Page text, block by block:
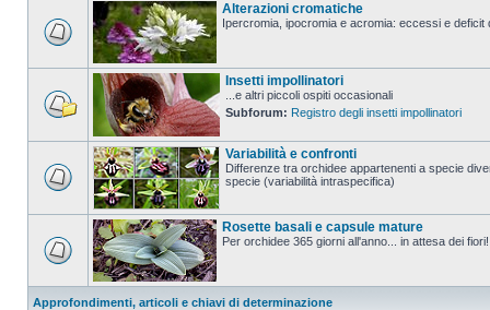
Alterazioni cromatiche
Ipercromia, ipocromia e acromia: eccessi e deficit
Insetti impollinatori
...e altri piccoli ospiti occasionali
Subforum: Registro degli insetti impollinatori
Variabilità e confronti
Differenze tra orchidee appartenenti a specie
specie (variabilità intraspecifica)
Rosette basali e capsule mature
Per orchidee 365 giorni all'anno... in attesa dei fiori!
Approfondimenti, articoli e chiavi di determinazione